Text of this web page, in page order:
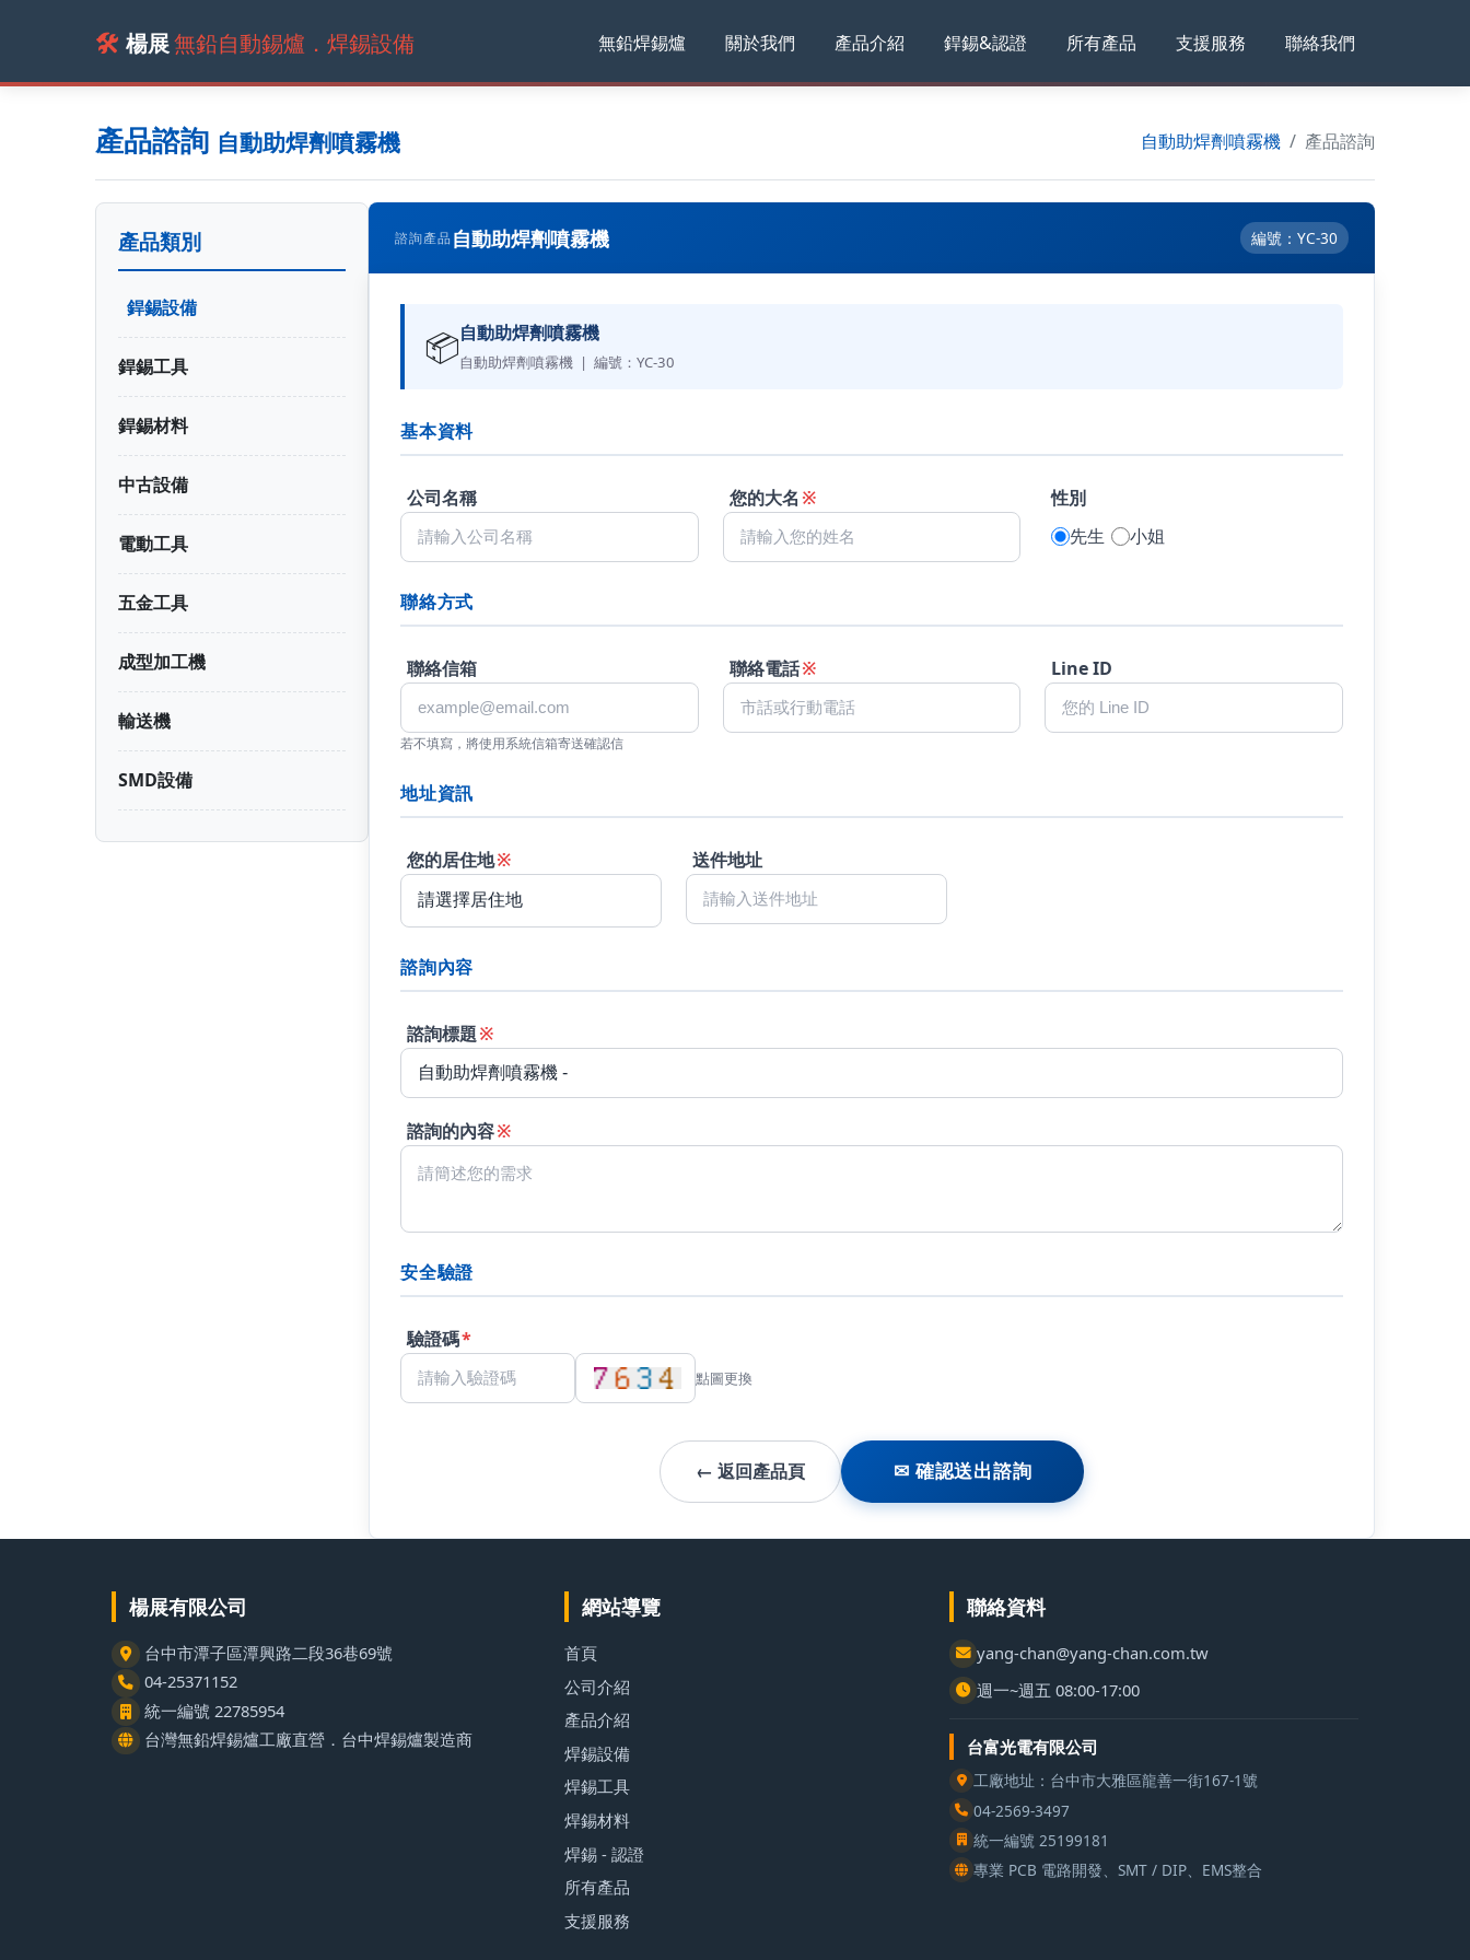
🛠️ 楊展無鉛自動錫爐．焊錫設備 無鉛焊錫爐 關於我們 產品介紹 銲錫&認證 所有產品 支援服務 聯絡我們
產品諮詢 自動助焊劑噴霧機 自動助焊劑噴霧機 產品諮詢
產品類別
銲錫設備
銲錫工具
銲錫材料
中古設備
電動工具
五金工具
成型加工機
輸送機
SMD設備
諮詢產品 自動助焊劑噴霧機 編號：YC-30
📦自動助焊劑噴霧機
自動助焊劑噴霧機 | 編號：YC-30
基本資料
公司名稱 您的大名 ※
性別
先生
小姐
聯絡方式
聯絡信箱
若不填寫，將使用系統信箱寄送確認信
聯絡電話※ Line ID
地址資訊
您的居住地※ 送件地址
諮詢內容
諮詢標題※
諮詢的內容※
安全驗證
驗證碼*
點圖更換
← 返回產品頁 ✉ 確認送出諮詢
楊展有限公司
台中市潭子區潭興路二段36巷69號
04-25371152
統一編號 22785954
台灣無鉛焊錫爐工廠直營．台中焊錫爐製造商
網站導覽
首頁
公司介紹
產品介紹
焊錫設備
焊錫工具
焊錫材料
焊錫 - 認證
所有產品
支援服務
聯絡資料
yang-chan@yang-chan.com.tw
週一~週五 08:00-17:00
台富光電有限公司
工廠地址：台中市大雅區龍善一街167-1號
04-2569-3497
統一編號 25199181
專業 PCB 電路開發、SMT / DIP、EMS整合